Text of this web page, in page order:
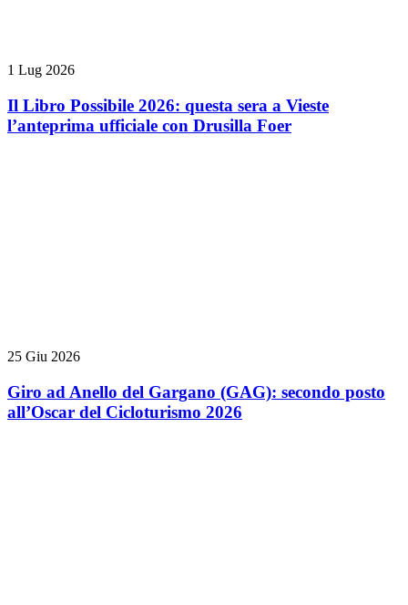
1 Lug 2026
Il Libro Possibile 2026: questa sera a Vieste
l’anteprima ufficiale con Drusilla Foer
25 Giu 2026
Giro ad Anello del Gargano (GAG): secondo posto
all’Oscar del Cicloturismo 2026